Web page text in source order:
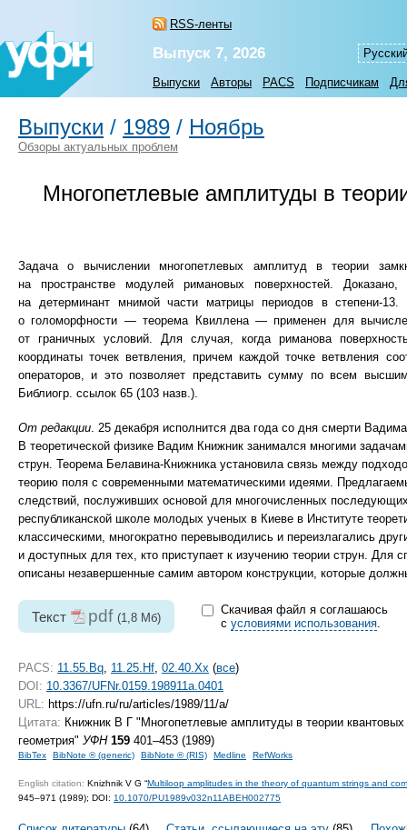
RSS-ленты
Выпуск 7, 2026
Выпуски Авторы PACS Подписчикам
Выпуски / 1989 / Ноябрь
Обзоры актуальных проблем
Многопетлевые амплитуды в
Задача о вычислении многопетлевых амплитуд в теории
на пространстве модулей римановых поверхностей.
на детерминант мнимой части матрицы периодов в степени-
о голоморфности — теорема Квиллена — применен для
от граничных условий. Для случая, когда риманова
координаты точек ветвления, причем каждой точке ветвления
операторов, и это позволяет представить сумму по всем
Библиогр. ссылок 65 (103 назв.).
От редакции. 25 декабря исполнится два года со дня смерти
В теоретической физике Вадим Книжник занимался многими
струн. Теорема Белавина-Книжника установила связь между
теорию поля с современными математическими идеями.
следствий, послуживших основой для многочисленных
республиканской школе молодых ученых в Киеве в Институте
классическими, многократно перевыводились и переизлагались
и доступных для тех, кто приступает к изучению теории струн.
описаны незавершенные самим автором конструкции, которые
Текст pdf (1,8 Мб)
Скачивая файл я соглашаюсь
с условиями использования.
PACS: 11.55.Bq 11.25.Hf 02.40.Xx (все)
DOI: 10.3367/UFNr.0159.198911a.0401
URL: https://ufn.ru/ru/articles/1989/11/a/
Цитата: Книжник В Г "Многопетлевые амплитуды в теории квантовых
геометрия" УФН 159 401–453 (1989)
BibTex BibNote ® (generic) BibNote ® (RIS) Medline RefWorks
English citation: Knizhnik V G “Multiloop amplitudes in the theory of quantum strings and
945–971 (1989); DOI: 10.1070/PU1989v032n11ABEH002775